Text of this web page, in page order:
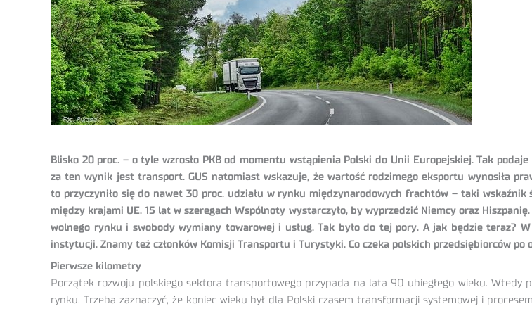
Blisko 20 proc. – o tyle wzrosło PKB od momentu wstąpienia Polski do Unii Europejskiej. Tak
za ten wynik jest transport. GUS natomiast wskazuje, że wartość rodzimego eksportu wynosiła
to przyczyniło się do nawet 30 proc. udziału w rynku międzynarodowych frachtów – taki
między krajami UE. 15 lat w szeregach Wspólnoty wystarczyło, by wyprzedzić Niemcy oraz
wolnego rynku i swobody wymiany towarowej i usług. Tak było do tej pory. A jak będzie teraz?
instytucji. Znamy też członków Komisji Transportu i Turystyki. Co czeka polskich przedsiębiorców po
Pierwsze kilometry
Początek rozwoju polskiego sektora transportowego przypada na lata 90 ubiegłego wieku. Wtedy
rynku. Trzeba zaznaczyć, że koniec wieku był dla Polski czasem transformacji systemowej i